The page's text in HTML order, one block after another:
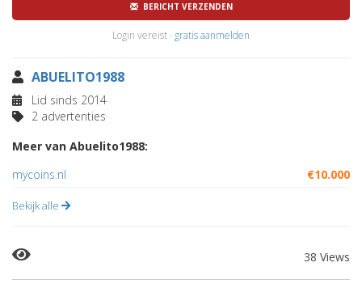
BERICHT VERZENDEN
Login vereist · gratis aanmelden
ABUELITO1988
Lid sinds 2014
2 advertenties
Meer van Abuelito1988:
mycoins.nl
€10.000
Bekijk alle
38 Views